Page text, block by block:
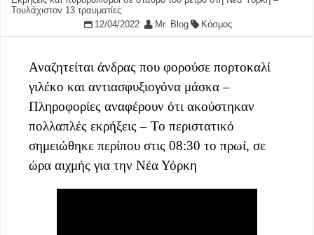
Τουλάχιστον 13 τραυματίες
12/04/2022
Mr. Blog Κόσμος
Αναζητείται άνδρας που φορούσε πορτοκαλί
γιλέκο και αντιασφυξιογόνα μάσκα –
Πληροφορίες αναφέρουν ότι ακούστηκαν
πολλαπλές εκρήξεις – Το περιστατικό
σημειώθηκε περίπου στις 08:30 το πρωί, σε
ώρα αιχμής για την Νέα Υόρκη